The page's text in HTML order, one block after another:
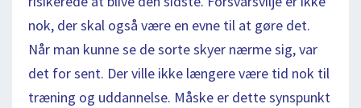
nok, der skal også være en evne til at gøre det.
Når man kunne se de sorte skyer nærme sig, var
det for sent. Der ville ikke længere være tid nok til
træning og uddannelse. Måske er dette synspunkt